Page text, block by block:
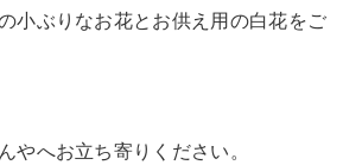
小ぶりなお花とお供え用の白花をご
やへお立ち寄りください。